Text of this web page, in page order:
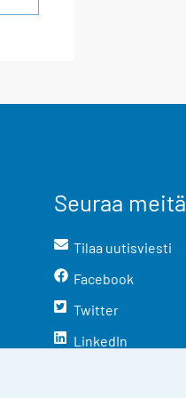
Seuraa meitä
Tilaa uutisviesti
Facebook
Twitter
LinkedIn